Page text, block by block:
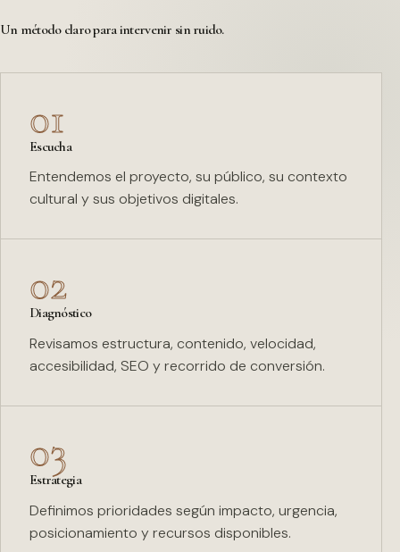
Un método claro para intervenir sin ruido.
01
Escucha
Entendemos el proyecto, su público, su contexto
cultural y sus objetivos digitales.
02
Diagnóstico
Revisamos estructura, contenido, velocidad,
accesibilidad, SEO y recorrido de conversión.
03
Estrategia
Definimos prioridades según impacto, urgencia,
posicionamiento y recursos disponibles.